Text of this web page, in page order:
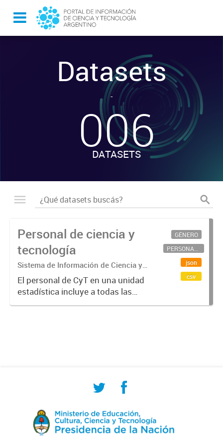
Datasets
-
006
DATASETS
Personal de ciencia y
tecnología
Sistema de Información de Ciencia y
Tecnología Argentino (SICYTAR)
El personal de CyT en una unidad
estadística incluye a todas las
personas involucradas
GÉNERO
PERSONAL CIENTÍFICO-TECNOLÓGICO
json
csv